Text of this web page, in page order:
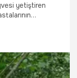
yetiştiren
bize
yiyebilecekleri bir